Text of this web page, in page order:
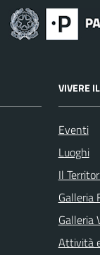
VIVERE
Eventi
Luoghi
Il
Galleria
Galleria
Attività